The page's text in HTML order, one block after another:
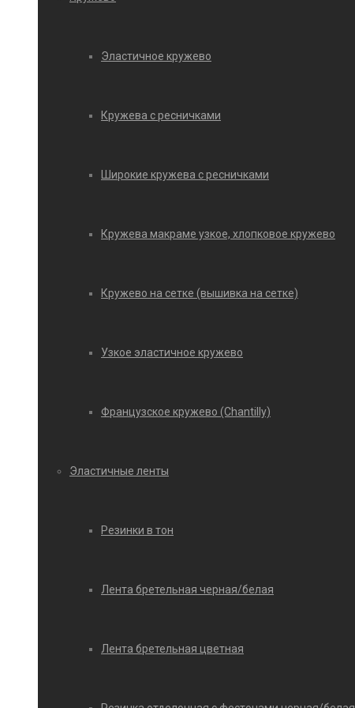
Эластичное кружево
Кружева с ресничками
Широкие кружева с ресничками
Кружева макраме узкое, хлопковое кружево
Кружево на сетке (вышивка на сетке)
Узкое эластичное кружево
Французское кружево (Chantilly)
Эластичные ленты
Резинки в тон
Лента бретельная черная/белая
Лента бретельная цветная